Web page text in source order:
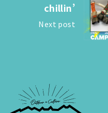
chillin’
Next post